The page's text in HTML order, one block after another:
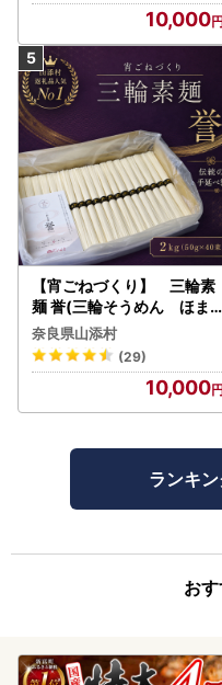
10,000
【宵ごねづくり】 三輪素
麺 誉(三輪そうめん ほま
れ) 2kg(50g×40束)
奈良県山添村
(29)
10,000
ランキ
お